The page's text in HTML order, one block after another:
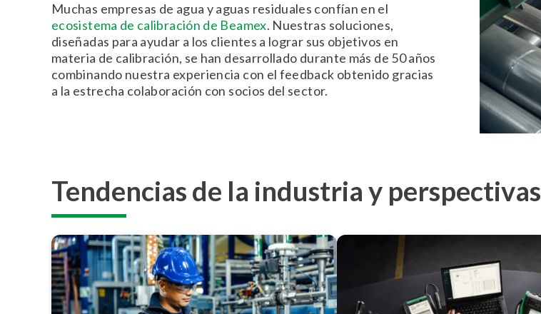
Muchas empresas de agua y aguas residuales confían en el
ecosistema de calibración de Beamex. Nuestras soluciones,
diseñadas para ayudar a los clientes a lograr sus objetivos en
materia de calibración, se han desarrollado durante más de 50 años
combinando nuestra experiencia con el feedback obtenido gracias
a la estrecha colaboración con socios del sector.
Tendencias de la industria y perspectivas